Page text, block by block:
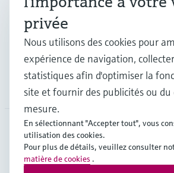
Support
Société
FRA•Français
privée
Nous utilisons des cookies pour
expérience de navigation,
statistiques afin d'optimiser la
site et fournir des publicités ou
mesure.
En sélectionnant "Accepter tout", vous
utilisation des cookies.
Pour plus de détails, veuillez consulter
matière de cookies .